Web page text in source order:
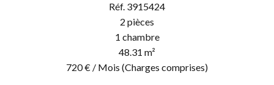
Réf. 3915424
2 pièces
1 chambre
48.31 m²
720 € / Mois (Charges comprises)